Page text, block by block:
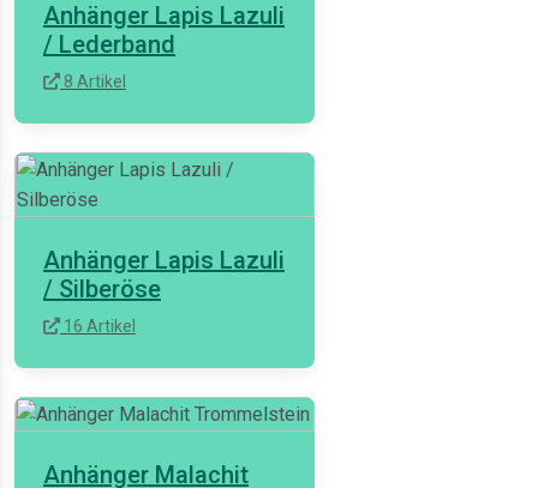
Anhänger Lapis Lazuli
/ Lederband
8 Artikel
Anhänger Lapis Lazuli
/ Silberöse
16 Artikel
Anhänger Malachit